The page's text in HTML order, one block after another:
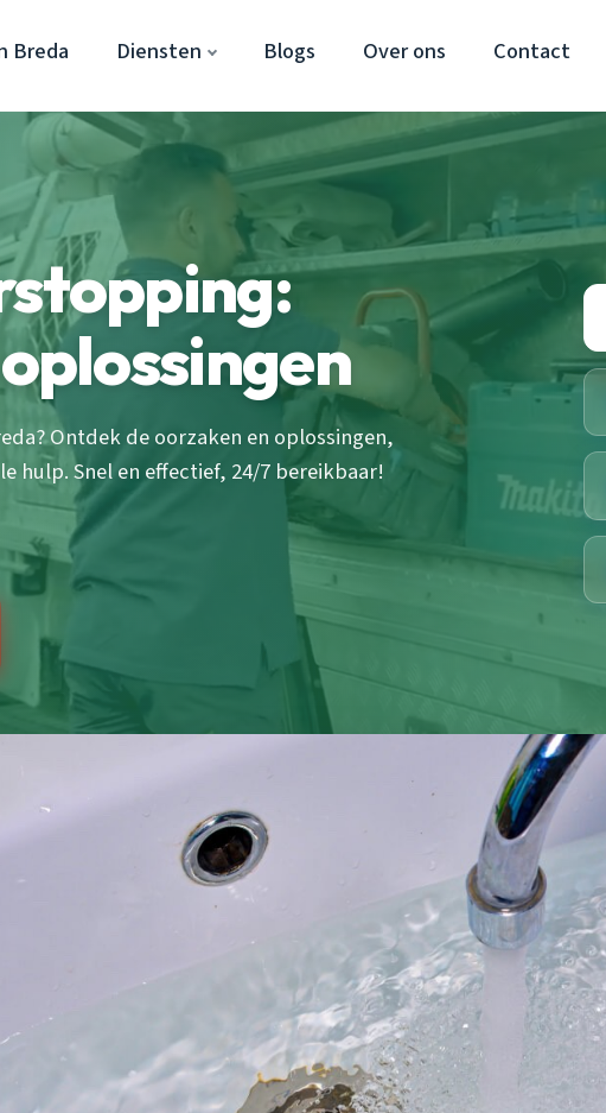
Breda Diensten Blogs Over ons Contact
Ontdek de oorzaken en oplossingen,
hulp. Snel en effectief, 24/7 bereikbaar!